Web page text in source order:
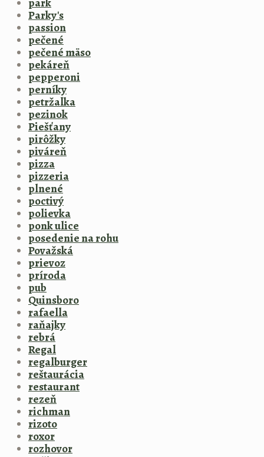
park
Parky's
passion
pečené
pečené mäso
pekáreň
pepperoni
perníky
petržalka
pezinok
Piešťany
pirôžky
piváreň
pizza
pizzeria
plnené
poctivý
polievka
ponk ulice
posedenie na rohu
Považská
prievoz
príroda
pub
Quinsboro
rafaella
raňajky
rebrá
Regal
regalburger
reštaurácia
restaurant
rezeň
richman
rizoto
roxor
rozhovor